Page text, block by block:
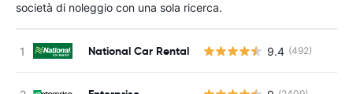
società di noleggio con una sola ricerca.
National Car Rental 9.4 (492)